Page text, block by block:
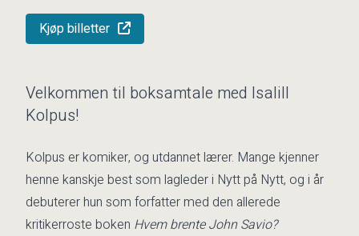
Kjøp billetter
Velkommen til boksamtale med Isalill
Kolpus!
Kolpus er komiker, og utdannet lærer. Mange kjenner
henne kanskje best som lagleder i Nytt på Nytt, og i år
debuterer hun som forfatter med den allerede
kritikerroste boken Hvem brente John Savio?